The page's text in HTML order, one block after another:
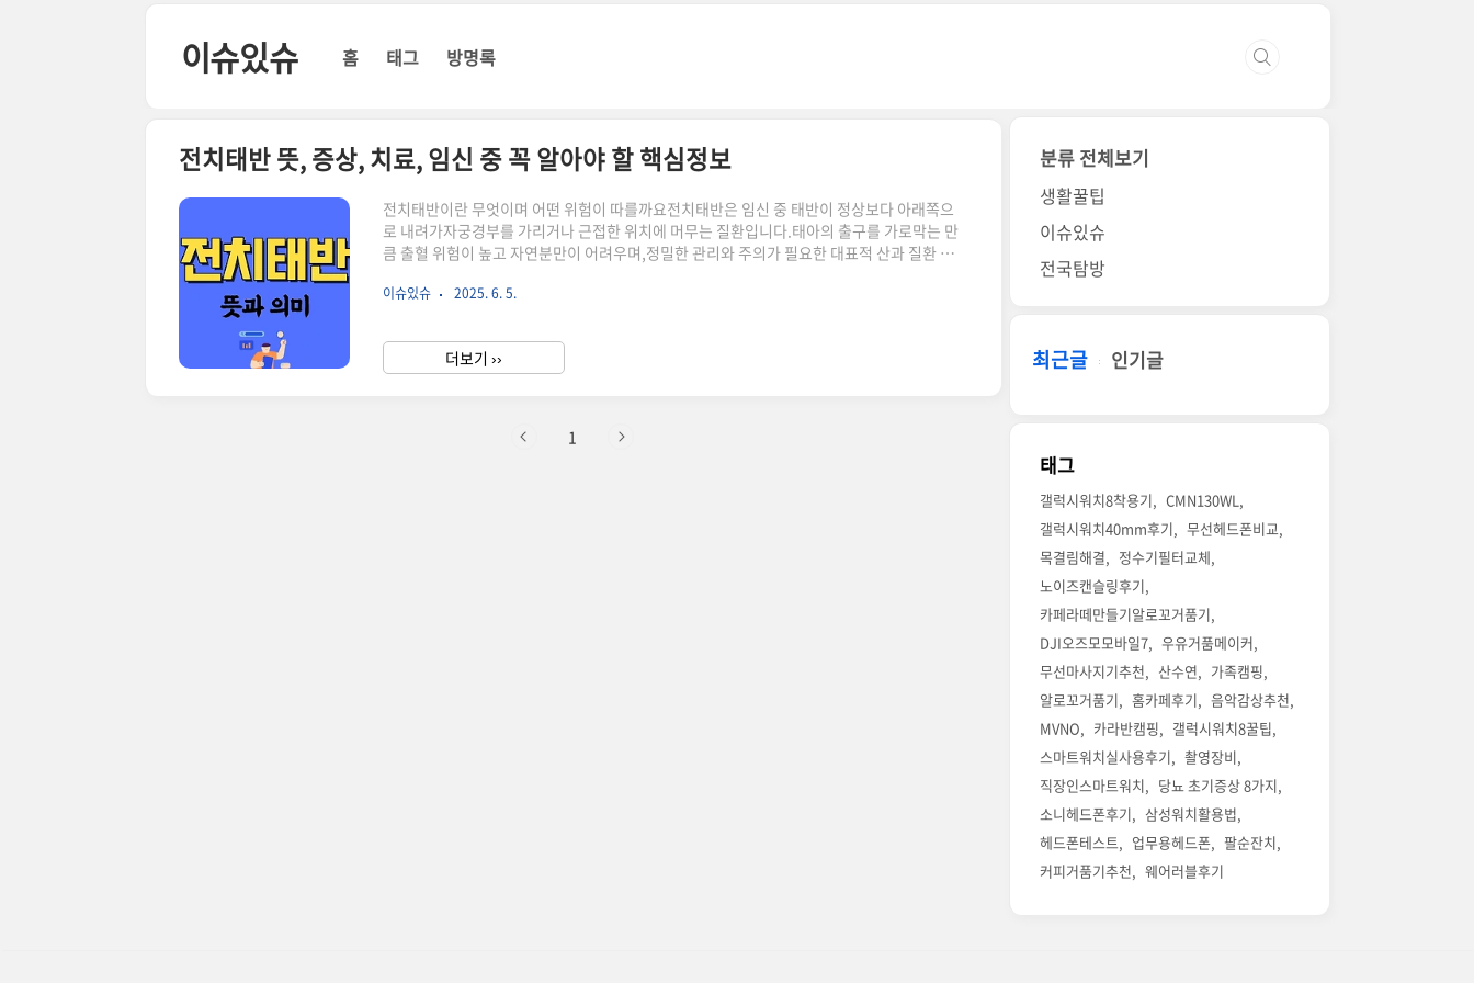
이슈있슈 홈 태그 방명록
전치태반 뜻, 증상, 치료, 임신 중 꼭 알아야 할 핵심정보
전치태반이란 무엇이며 어떤 위험이 따를까요전치태반은 임신 중 태반이 정상보다 아래쪽으
로 내려가자궁경부를 가리거나 근접한 위치에 머무는 질환입니다.태아의 출구를 가로막는 만
큼 출혈 위험이 높고 자연분만이 어려우며,정밀한 관리와 주의가 필요한 대표적 산과 질환 중
야 할 태반이아래쪽, 즉 자궁경부 부근에 위치하게 되는 상태를 말합니다.이로 인해 태반이 출
기전치태반은 태반의 위치에 따라 네 가지로 구분됩니다.아래 표로 간단히 정리해봤습니다.분
류명 설명완전 전치태반자궁경부를 완전히 덮음부분 전치태반자궁경부 일부를 덮음가장자리
이슈있슈 2025. 6. 5.
더보기 ››
1
분류 전체보기
생활꿀팁
이슈있슈
전국탐방
최근글 인기글
태그
갤럭시워치8착용기
CMN130WL
갤럭시워치40mm후기
무선헤드폰비교
목결림해결
정수기필터교체
노이즈캔슬링후기
카페라떼만들기알로꼬거품기
DJI오즈모모바일7
우유거품메이커
무선마사지기추천
산수연
가족캠핑
알로꼬거품기
홈카페후기
음악감상추천
MVNO
카라반캠핑
갤럭시워치8꿀팁
스마트워치실사용후기
촬영장비
직장인스마트워치
당뇨 초기증상 8가지
소니헤드폰후기
삼성워치활용법
헤드폰테스트
업무용헤드폰
팔순잔치
커피거품기추천
웨어러블후기